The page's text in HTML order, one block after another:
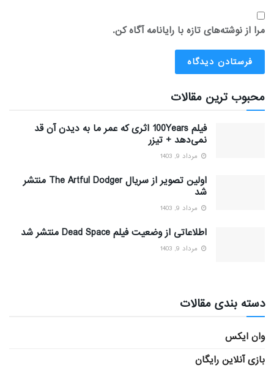
مرا از نوشته‌های تازه با رایانامه آگاه کن.
محبوب ترین مقالات
فیلم 100Years اثری که عمر ما به دیدن آن قد
نمی‌دهد + تیزر
مرداد 9, 1403
اولین تصویر از سریال The Artful Dodger منتشر
شد
مرداد 9, 1403
اطلاعاتی از وضعیت فیلم Dead Space منتشر شد
مرداد 9, 1403
دسته بندی مقالات
وان ایکس
بازی آنلاین رایگان